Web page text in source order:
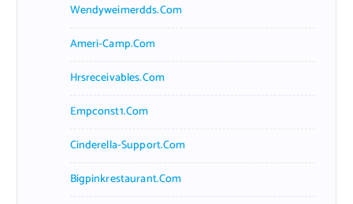
Wendyweimerdds.com
Ameri-Camp.com
Hrsreceivables.com
Empconst1.com
Cinderella-Support.com
Bigpinkrestaurant.com